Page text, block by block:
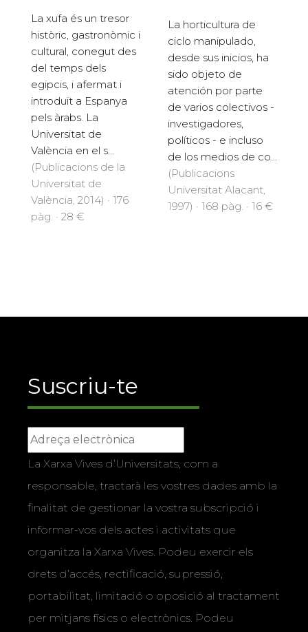
La xufa és un tresor
històric, gastronòmic i
cultural, conegut des
del temps dels
egipcis, i afermat i
introduït a Espanya
pels àrabs. La
Universitat de
València en el s...
(Publicacions de la
Universitat de
València, 2014) · 176
pàg. · 28 €
La horticultura de
ciclo manipulado,
desde sus inicios, ha
sido objeto de
atención por parte
de varios colectivos -
investigadores,
políticos - e incluso
de los medios de co...
(Publicacions
Universitat Alacant,
1997) · 168 pàg. · 16 €
Suscriu-te
La Xarxa Vives d’Universitats, com a
responsable, tractarà les vostres dades amb la
finalitat de gestionar la vostra subscripció i
informar-vos dels actes i activitats que
organitza la Xarxa Vives. Podeu exercir els
drets d’accés, rectificació, supressió,
portabilitat, limitació o oposició al tractament
per mitjans físics o electrònics. Podeu